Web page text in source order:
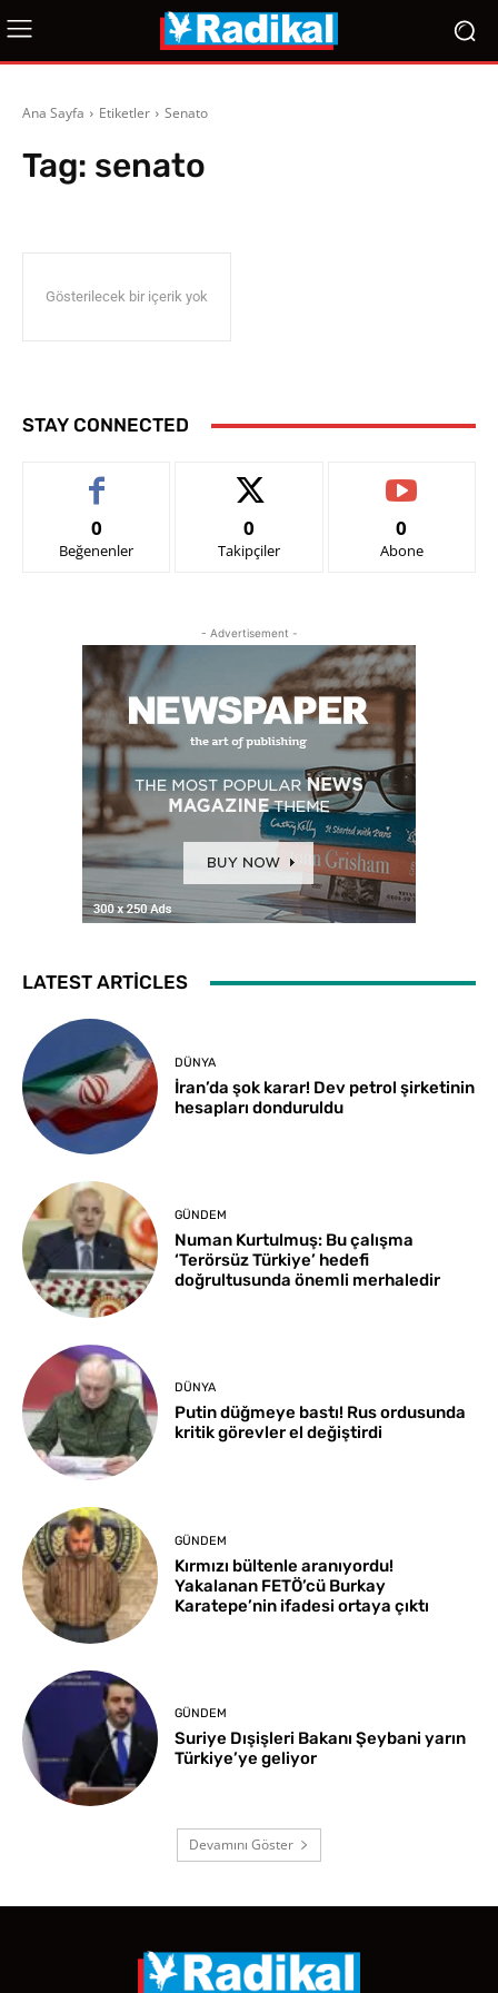
Ana Sayfa Etiketler Senato
Tag: senato
Gösterilecek bir içerik yok
STAY CONNECTED
0
Beğenenler
0
Takipçiler
0
Abone
- Advertisement -
LATEST ARTICLES
DÜNYA
İran’da şok karar! Dev petrol şirketinin
hesapları donduruldu
GÜNDEM
Numan Kurtulmuş: Bu çalışma
‘Terörsüz Türkiye’ hedefi
doğrultusunda önemli merhaledir
DÜNYA
Putin düğmeye bastı! Rus ordusunda
kritik görevler el değiştirdi
GÜNDEM
Kırmızı bültenle aranıyordu!
Yakalanan FETÖ’cü Burkay
Karatepe’nin ifadesi ortaya çıktı
GÜNDEM
Suriye Dışişleri Bakanı Şeybani yarın
Türkiye’ye geliyor
Devamını Göster